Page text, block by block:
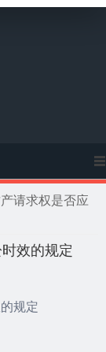
请求权是否应
效的规定
规定